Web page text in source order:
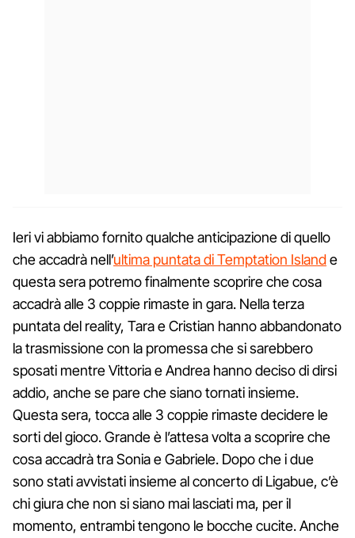
Ieri vi abbiamo fornito qualche anticipazione di quello
che accadrà nell’ultima puntata di Temptation Islande
questa sera potremo finalmente scoprire che cosa
accadrà alle 3 coppie rimaste in gara. Nella terza
puntata del reality, Tara e Cristian hanno abbandonato
la trasmissione con la promessa che si sarebbero
sposati mentre Vittoria e Andrea hanno deciso di dirsi
addio, anche se pare che siano tornati insieme.
Questa sera, tocca alle 3 coppie rimaste decidere le
sorti del gioco. Grande è l’attesa volta a scoprire che
cosa accadrà tra Sonia e Gabriele. Dopo che i due
sono stati avvistati insieme al concerto di Ligabue, c’è
chi giura che non si siano mai lasciati ma, per il
momento, entrambi tengono le bocche cucite. Anche